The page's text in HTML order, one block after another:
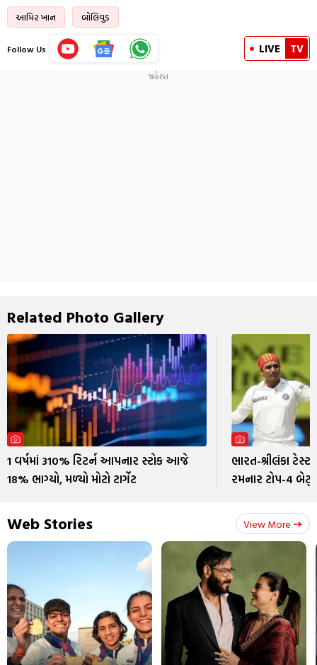
આમિર ખાન બોલિવુડ
Follow Us LIVE TV
Related Photo Gallery
1 વર્ષમાં 310% રિટર્ન આપનાર સ્ટોક આજે
18% ભાગ્યો, મળ્યો મોટો ટાર્ગેટ
ભારત-શ્રીલંકા
રમનાર ટોપ-4
Web Stories View More